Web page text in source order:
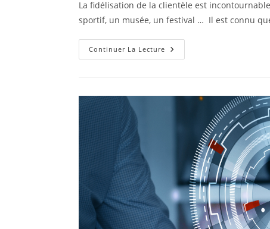
La fidélisation de la clientèle est
sportif, un musée, un festival … Il est connu
Continuer La Lecture